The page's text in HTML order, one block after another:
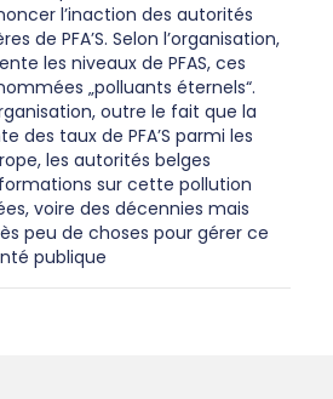
l’inaction des autorités
de PFA’S. Selon l’organisation,
les niveaux de PFAS, ces
„polluants éternels“.
outre le fait que la
des taux de PFA’S parmi les
les autorités belges
sur cette pollution
voire des décennies mais
peu de choses pour gérer ce
publique